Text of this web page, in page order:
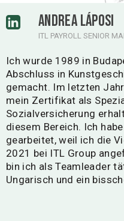
ANDREA LÁPOSI
ITL PAYROLL SENIOR
Ich wurde 1989 in
Abschluss in
gemacht. Im letzten
mein Zertifikat als
Sozialversicherung
diesem Bereich. Ich
gearbeitet, weil ich die
2021 bei ITL Group
bin ich als Teamleader
Ungarisch und ein